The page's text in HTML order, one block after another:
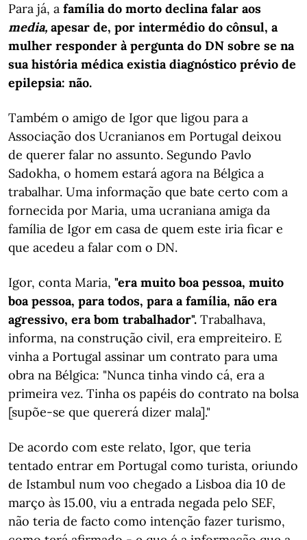
Para já, a família do morto declina falar aos
media, apesar de, por intermédio do cônsul, a
mulher responder à pergunta do DN sobre se na
sua história médica existia diagnóstico prévio de
epilepsia: não.
Também o amigo de Igor que ligou para a
Associação dos Ucranianos em Portugal deixou
de querer falar no assunto. Segundo Pavlo
Sadokha, o homem estará agora na Bélgica a
trabalhar. Uma informação que bate certo com a
fornecida por Maria, uma ucraniana amiga da
família de Igor em casa de quem este iria ficar e
que acedeu a falar com o DN.
Igor, conta Maria, "era muito boa pessoa, muito
boa pessoa, para todos, para a família, não era
agressivo, era bom trabalhador". Trabalhava,
informa, na construção civil, era empreiteiro. E
vinha a Portugal assinar um contrato para uma
obra na Bélgica: "Nunca tinha vindo cá, era a
primeira vez. Tinha os papéis do contrato na bolsa
[supõe-se que quererá dizer mala]."
De acordo com este relato, Igor, que teria
tentado entrar em Portugal como turista, oriundo
de Istambul num voo chegado a Lisboa dia 10 de
março às 15.00, viu a entrada negada pelo SEF,
não teria de facto como intenção fazer turismo,